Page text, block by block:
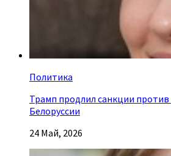
Политика
Трамп продлил санкции против
Белоруссии
24 Май, 2026